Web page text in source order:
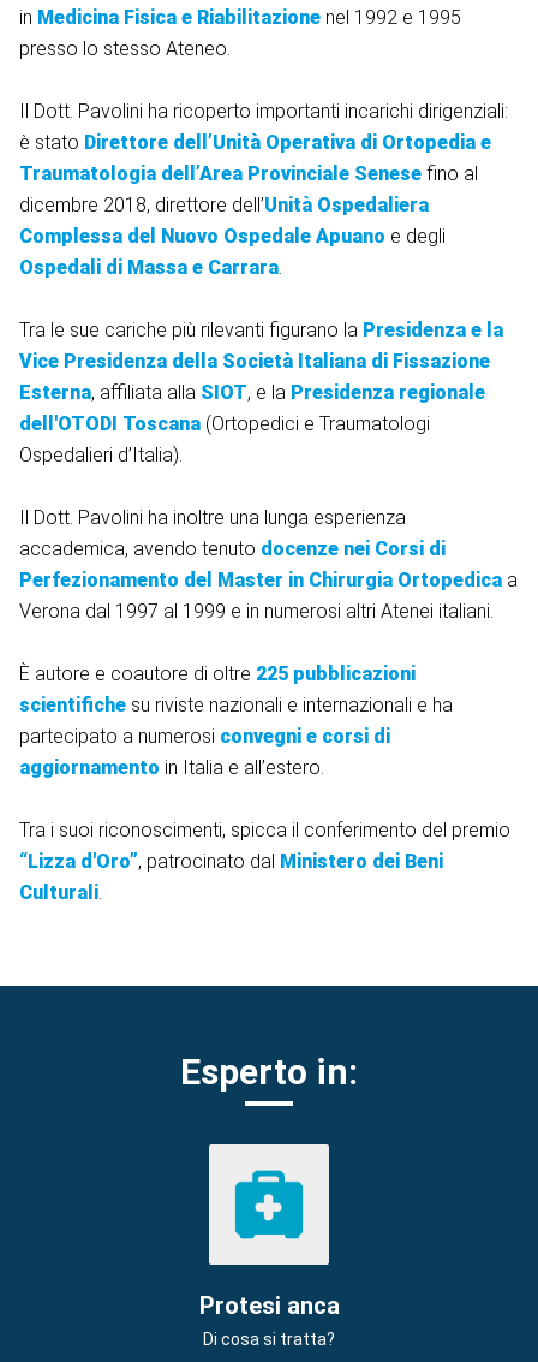
in Medicina Fisica e Riabilitazione nel 1992 e 1995
presso lo stesso Ateneo.
Il Dott. Pavolini ha ricoperto importanti incarichi dirigenziali:
è stato Direttore dell’Unità Operativa di Ortopedia e
Traumatologia dell’Area Provinciale Senese fino al
dicembre 2018, direttore dell’Unità Ospedaliera
Complessa del Nuovo Ospedale Apuano e degli
Ospedali di Massa e Carrara.
Tra le sue cariche più rilevanti figurano la Presidenza e la
Vice Presidenza della Società Italiana di Fissazione
Esterna, affiliata alla SIOT, e la Presidenza regionale
dell'OTODI Toscana (Ortopedici e Traumatologi
Ospedalieri d’Italia).
Il Dott. Pavolini ha inoltre una lunga esperienza
accademica, avendo tenuto docenze nei Corsi di
Perfezionamento del Master in Chirurgia Ortopedica a
Verona dal 1997 al 1999 e in numerosi altri Atenei italiani.
È autore e coautore di oltre 225 pubblicazioni
scientifiche su riviste nazionali e internazionali e ha
partecipato a numerosi convegni e corsi di
aggiornamento in Italia e all’estero.
Tra i suoi riconoscimenti, spicca il conferimento del premio
“Lizza d'Oro”, patrocinato dal Ministero dei Beni
Culturali.
Esperto in:
Protesi anca
Di cosa si tratta?